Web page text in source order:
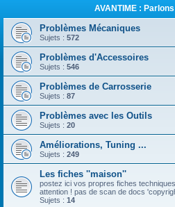
AVANTIME :
Problèmes Mécaniques
Sujets : 572
Problèmes d'Accessoires
Sujets : 546
Problèmes de Carrosserie
Sujets : 87
Problèmes avec les Outils
Sujets : 20
Améliorations, Tuning ...
Sujets : 249
Les fiches ''maison''
postez ici vos propres fiches
attention ! pas de scan de docs
Sujets : 14